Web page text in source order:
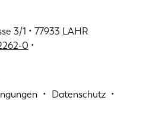
3/1 • 77933 LAHR
0 •
Datenschutz